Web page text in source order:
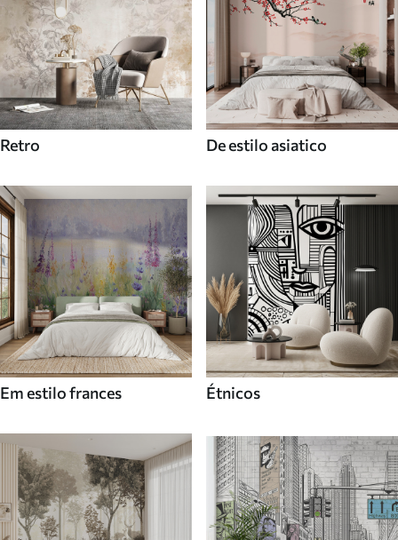
Retro De estilo asiatico
Em estilo frances Étnicos